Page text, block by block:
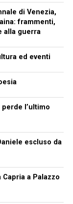
di Venezia,
frammenti,
alla guerra
ed eventi
perde l’ultimo
escluso da
Capria a Palazzo